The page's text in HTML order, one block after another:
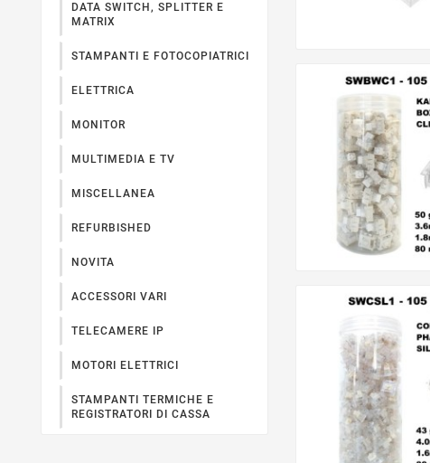
DATA SWITCH, SPLITTER E
MATRIX
STAMPANTI E FOTOCOPIATRICI
ELETTRICA
MONITOR
MULTIMEDIA E TV
MISCELLANEA
REFURBISHED
NOVITA
ACCESSORI VARI
TELECAMERE IP
MOTORI ELETTRICI
STAMPANTI TERMICHE E
REGISTRATORI DI CASSA